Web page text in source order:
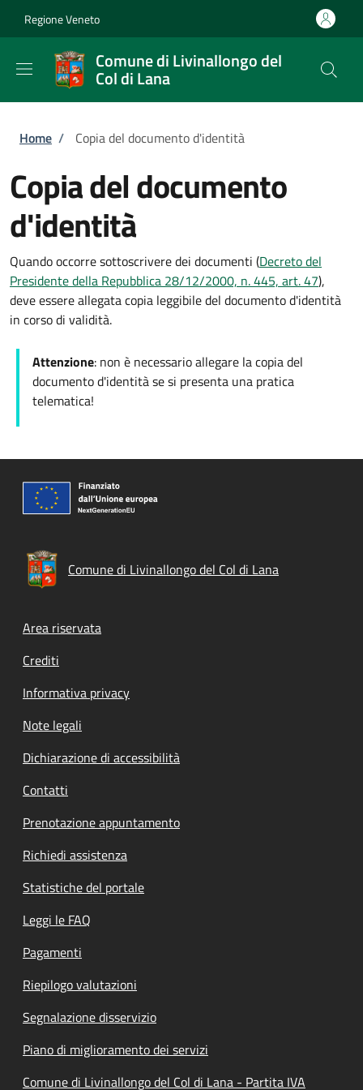
Regione Veneto
Comune di Livinallongo del
Col di Lana
Briciole di pane
Home / Copia del documento d'identità
Copia del documento
d'identità
Quando occorre sottoscrivere dei documenti (Decreto del
Presidente della Repubblica 28/12/2000, n. 445, art. 47),
deve essere allegata copia leggibile del documento d'identità
in corso di validità.
Attenzione: non è necessario allegare la copia del
documento d'identità se si presenta una pratica
telematica!
Comune di Livinallongo del Col di Lana
Footer menu
Area riservata
Crediti
Informativa privacy
Note legali
Dichiarazione di accessibilità
Contatti
Prenotazione appuntamento
Richiedi assistenza
Statistiche del portale
Leggi le FAQ
Pagamenti
Riepilogo valutazioni
Segnalazione disservizio
Piano di miglioramento dei servizi
Comune di Livinallongo del Col di Lana - Partita IVA